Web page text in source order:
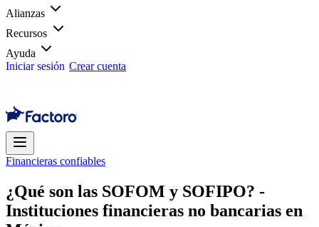
Alianzas
Recursos
Ayuda
Iniciar sesión Crear cuenta
Financieras confiables
¿Qué son las SOFOM y SOFIPO? -
Instituciones financieras no bancarias en